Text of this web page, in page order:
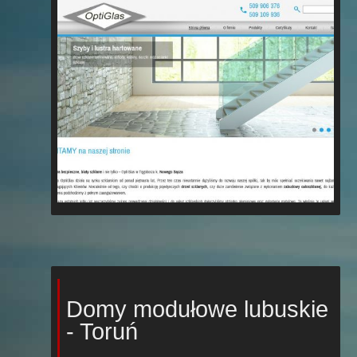
Domy modułowe lubuskie
- Toruń